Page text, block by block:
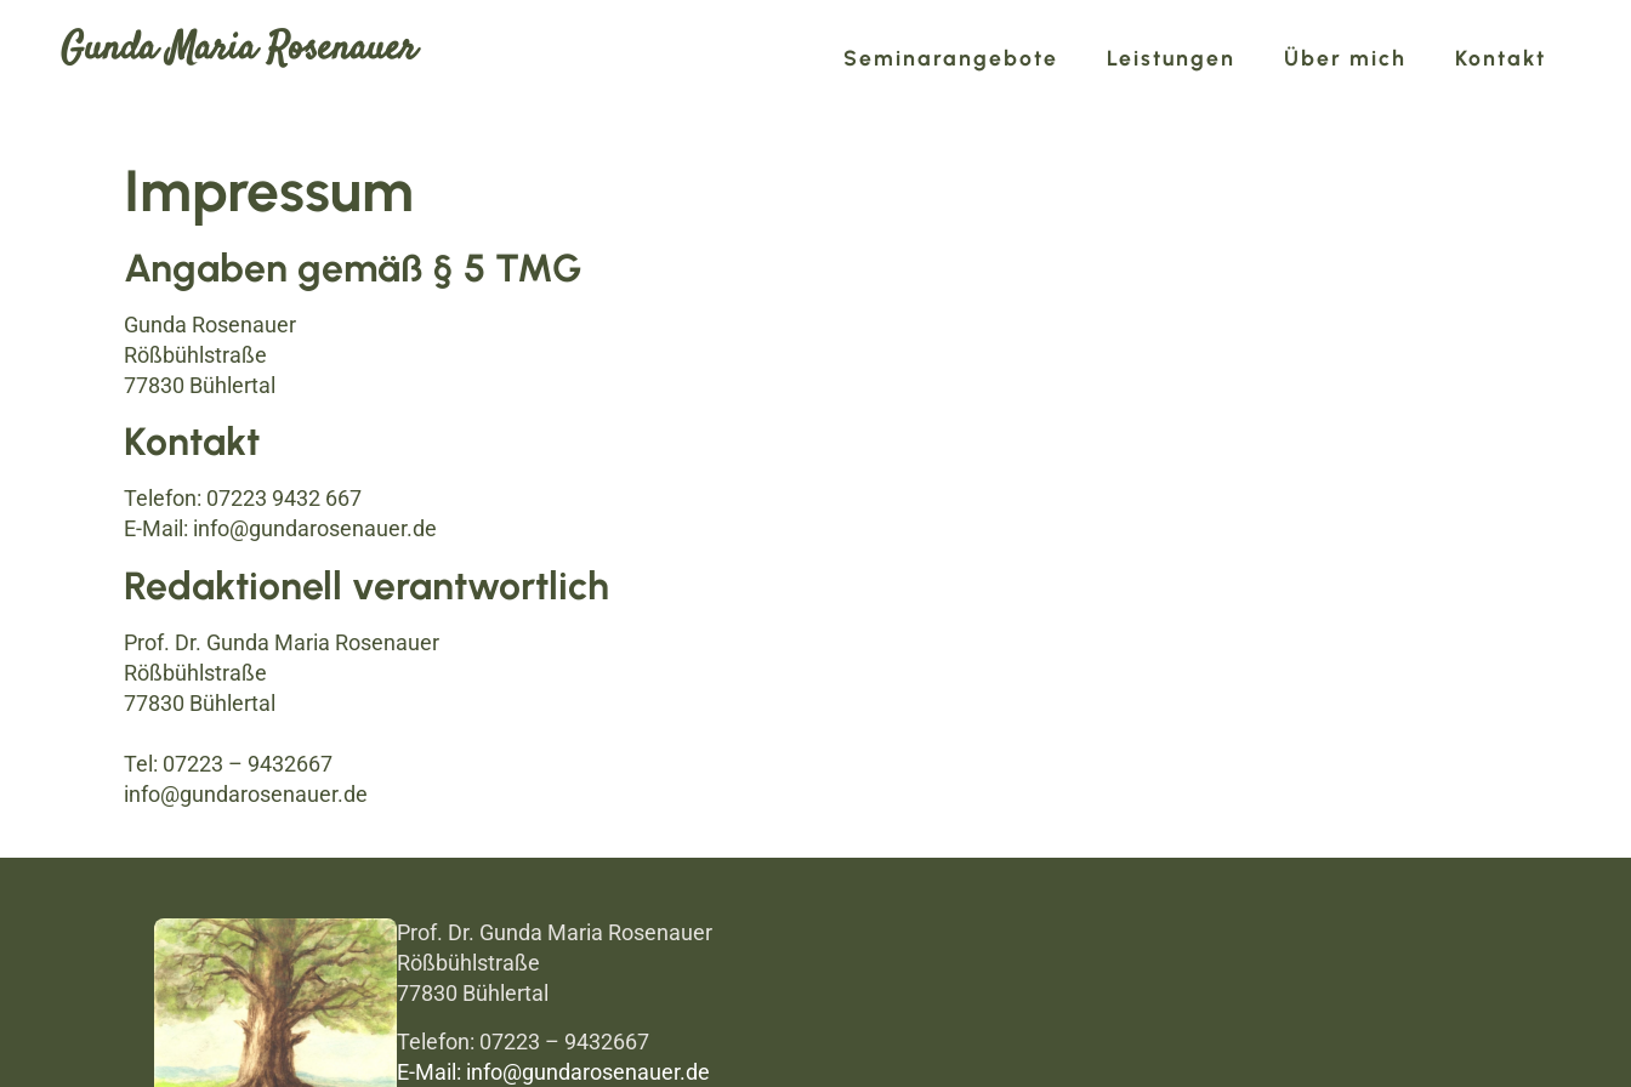
Gunda Maria Rosenauer Seminarangebote Leistungen Über mich Kontakt
Impressum
Angaben gemäß § 5 TMG
Gunda Rosenauer
Rößbühlstraße
77830 Bühlertal
Kontakt
Telefon: 07223 9432 667
E-Mail: info@gundarosenauer.de
Redaktionell verantwortlich
Prof. Dr. Gunda Maria Rosenauer
Rößbühlstraße
77830 Bühlertal
Tel: 07223 – 9432667
info@gundarosenauer.de
Prof. Dr. Gunda Maria Rosenauer
Rößbühlstraße
77830 Bühlertal
Telefon: 07223 – 9432667
E-Mail: info@gundarosenauer.de